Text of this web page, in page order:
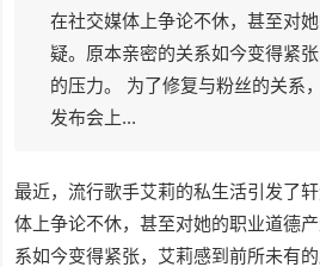
在社交媒体上争论不休，甚至对
疑。原本亲密的关系如今变得紧
的压力。 为了修复与粉丝的关系
发布会上...
最近，流行歌手艾莉的私生活引发了
体上争论不休，甚至对她的职业道德
系如今变得紧张，艾莉感到前所未有的